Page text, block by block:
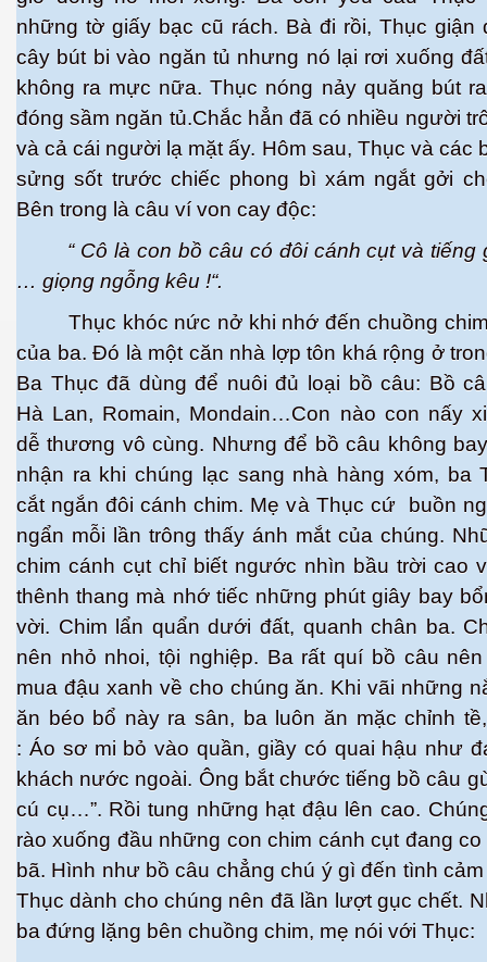
những tờ giấy bạc cũ rách. Bà đi rồi, Thục giận
cây bút bi vào ngăn tủ nhưng nó lại rơi xuống
không ra mực nữa. Thục nóng nảy quăng bút
đóng sầm ngăn tủ.Chắc hẳn đã có nhiều người
và cả cái người lạ mặt ấy. Hôm sau, Thục và các
sửng sốt trước chiếc phong bì xám ngắt gởi
Bên trong là câu ví von cay độc:
“ Cô là con bồ câu có đôi cánh cụt và tiếng
… giọng ngỗng kêu !“.
Thục khóc nức nở khi nhớ đến chuồng
của ba. Đó là một căn nhà lợp tôn khá rộng ở
Ba Thục đã dùng để nuôi đủ loại bồ câu: Bồ
Hà Lan, Romain, Mondain…Con nào con nấy
dễ thương vô cùng. Nhưng để bồ câu không
nhận ra khi chúng lạc sang nhà hàng xóm, ba
cắt ngắn đôi cánh chim. Mẹ và Thục cứ buồn
ngẩn mỗi lần trông thấy ánh mắt của chúng.
chim cánh cụt chỉ biết ngước nhìn bầu trời cao
thênh thang mà nhớ tiếc những phút giây bay
vời. Chim lẩn quẩn dưới đất, quanh chân ba.
nên nhỏ nhoi, tội nghiệp. Ba rất quí bồ câu
mua đậu xanh về cho chúng ăn. Khi vãi những
ăn béo bổ này ra sân, ba luôn ăn mặc chỉnh
: Áo sơ mi bỏ vào quần, giầy có quai hậu như
khách nước ngoài. Ông bắt chước tiếng bồ câu
cú cụ…”. Rồi tung những hạt đậu lên cao.
rào xuống đầu những con chim cánh cụt đang co
bã. Hình như bồ câu chẳng chú ý gì đến tình
Thục dành cho chúng nên đã lần lượt gục chết.
ba đứng lặng bên chuồng chim, mẹ nói với Thục:
Hạng
682
giới